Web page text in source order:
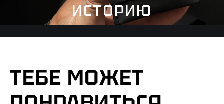
ИСТОРИЮ
ТЕБЕ МОЖЕТ